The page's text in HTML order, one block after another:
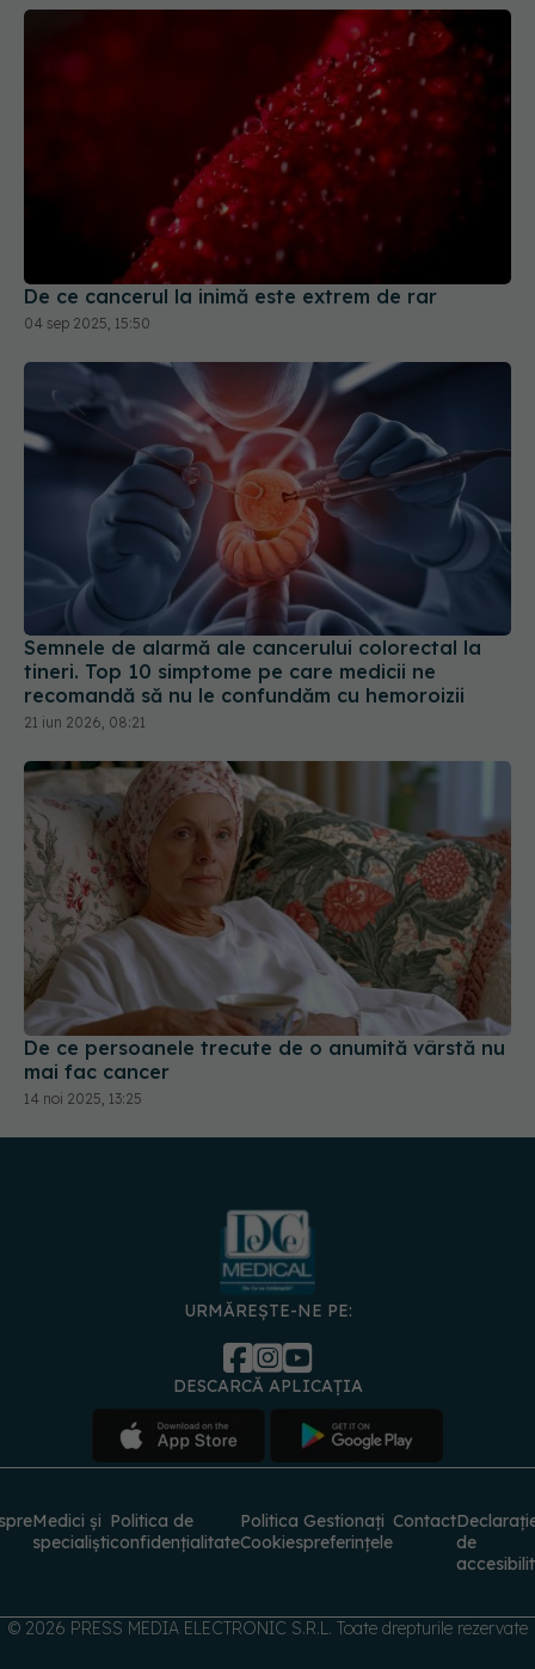
De ce cancerul la inimă este extrem de rar
04 sep 2025, 15:50
Semnele de alarmă ale cancerului colorectal la
tineri. Top 10 simptome pe care medicii ne
recomandă să nu le confundăm cu hemoroizii
21 iun 2026, 08:21
De ce persoanele trecute de o anumită vârstă nu
mai fac cancer
14 noi 2025, 13:25
URMĂREȘTE-NE PE:
DESCARCĂ APLICAȚIA
Medici și
specialiști
Politica de
confidențialitate
Politica
Cookies
Gestionați
preferințele
Contact
de
© 2026 PRESS MEDIA ELECTRONIC S.R.L. Toate drepturile rezervate